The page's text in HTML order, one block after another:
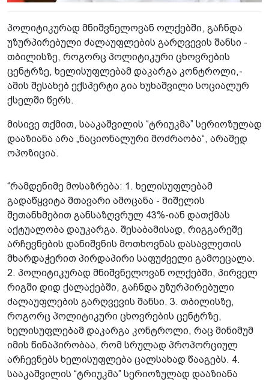
პოლიტიკურად მნიშვნელოვან ოლქებში, გაჩნდა
უზურპირებული ძალაუფლების გარღვევის შანსი -
თბილისზე, როგორც პოლიტიკური ცხოვრების
ცენტრზე, ხელისუფლებამ დაკარგა კონტროლი,-
ამის შესახებ ექსპერტი გია ხუხაშვილი სოციალურ
ქსელში წერს.
მისივე თქმით, სააკაშვილის “ტრიუკმა” სერიოზულად
დააზიანა არა „ნაციონალური მოძრაობა“, არამედ
ოპოზიცია.
“რამდენიმე მოსაზრება: 1. ხელისუფლებამ
გადაწყვიტა მთავარი ამოცანა - მიშელის
შეთანხმებით განსაზღვრულ 43%-იან დათქმას
აქტუალობა დაუკარგა. შესაბამისად, რიგგარეშე
არჩევნების დანიშვნის მოთხოვნას დასავლეთის
მხარდაჭერით პირდაპირი საფუძველი გამოეცალა.
2. პოლიტიკურად მნიშვნელოვან ოლქებში, პირველ
რიგში დიდ ქალაქებში, გაჩნდა უზურპირებული
ძალაუფლების გარღვევის შანსი. 3. თბილისზე,
როგორც პოლიტიკური ცხოვრების ცენტრზე,
ხელისუფლებამ დაკარგა კონტროლი, რაც მინიმუმ
იმის წინაპირობაა, რომ სრულად პროპორციულ
არჩევნებს ხელისუფლება ცალსახად წააგებს. 4.
სააკაშვილის “ტრიუკმა” სერიოზულად დააზიანა